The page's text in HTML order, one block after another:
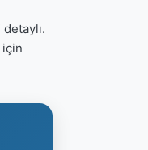
detaylı.
için